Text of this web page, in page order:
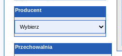
Producent
Przechowalnia